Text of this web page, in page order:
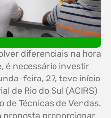
diferenciais na hora
é necessário investir
feira, 27, teve início
de Rio do Sul (ACIRS)
de Técnicas de Vendas.
proposta proporcionar